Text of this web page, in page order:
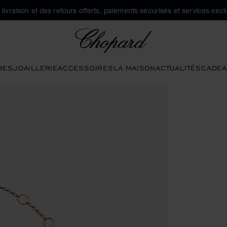
livraison et des retours offerts, paiements sécurisés et services
JOAILLERIEACCESSOIRESLA MAISONACTUALITÉS